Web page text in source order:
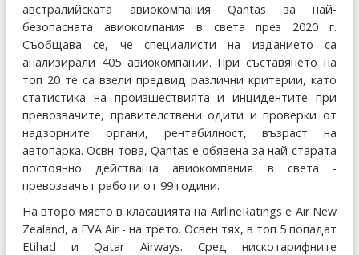
австралийската авиокомпания Qantas за най-
безопасната авиокомпания в света през 2020 г.
Съобщава се, че специалисти на изданието са
анализирали 405 авиокомпании. При съставянето на
топ 20 те са взели предвид различни критерии, като
статистика на произшествията и инцидентите при
превозвачите, правителствени одити и проверки от
надзорните органи, рентабилност, възраст на
автопарка. Освн това, Qantas е обявена за най-старата
постоянно действаща авиокомпания в света -
превозвачът работи от 99 години.
На второ място в класацията на AirlineRatings е Air New
Zealand, а EVA Air - на трето. Освен тях, в топ 5 попадат
Etihad и Qatar Airways. Сред нискотарифните